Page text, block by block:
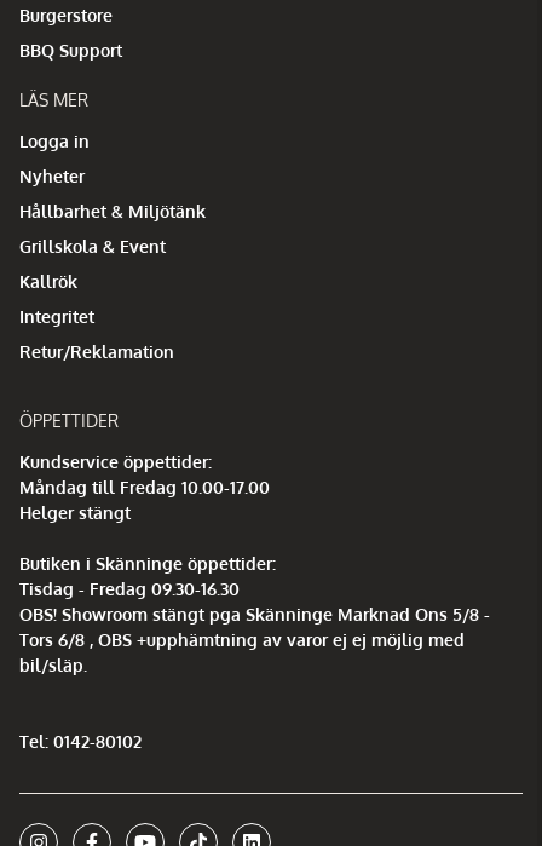
Burgerstore
BBQ Support
LÄS MER
Logga in
Nyheter
Hållbarhet & Miljötänk
Grillskola & Event
Kallrök
Integritet
Retur/Reklamation
ÖPPETTIDER
Kundservice öppettider:
Måndag till Fredag 10.00-17.00
Helger stängt
Butiken i Skänninge öppettider:
Tisdag - Fredag 09.30-16.30
OBS! Showroom stängt pga Skänninge Marknad Ons 5/8 -
Tors 6/8 , OBS +upphämtning av varor ej ej möjlig med
bil/släp.
Tel: 0142-80102